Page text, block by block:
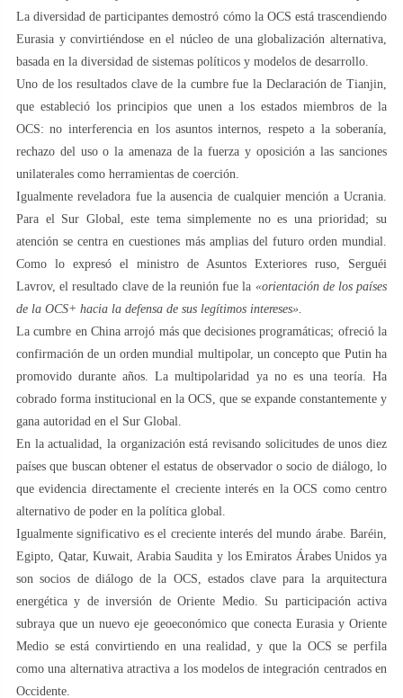
La diversidad de participantes demostró cómo la OCS está trascendiendo
Eurasia y convirtiéndose en el núcleo de una globalización alternativa,
basada en la diversidad de sistemas políticos y modelos de desarrollo.
Uno de los resultados clave de la cumbre fue la Declaración de Tianjin,
que estableció los principios que unen a los estados miembros de la
OCS: no interferencia en los asuntos internos, respeto a la soberanía,
rechazo del uso o la amenaza de la fuerza y ​​oposición a las sanciones
unilaterales como herramientas de coerción.
Igualmente reveladora fue la ausencia de cualquier mención a Ucrania.
Para el Sur Global, este tema simplemente no es una prioridad; su
atención se centra en cuestiones más amplias del futuro orden mundial.
Como lo expresó el ministro de Asuntos Exteriores ruso, Serguéi
Lavrov, el resultado clave de la reunión fue la «orientación de los países
de la OCS+ hacia la defensa de sus legítimos intereses».
La cumbre en China arrojó más que decisiones programáticas; ofreció la
confirmación de un orden mundial multipolar, un concepto que Putin ha
promovido durante años. La multipolaridad ya no es una teoría. Ha
cobrado forma institucional en la OCS, que se expande constantemente y
gana autoridad en el Sur Global.
En la actualidad, la organización está revisando solicitudes de unos diez
países que buscan obtener el estatus de observador o socio de diálogo, lo
que evidencia directamente el creciente interés en la OCS como centro
alternativo de poder en la política global.
Igualmente significativo es el creciente interés del mundo árabe. Baréin,
Egipto, Qatar, Kuwait, Arabia Saudita y los Emiratos Árabes Unidos ya
son socios de diálogo de la OCS, estados clave para la arquitectura
energética y de inversión de Oriente Medio. Su participación activa
subraya que un nuevo eje geoeconómico que conecta Eurasia y Oriente
Medio se está convirtiendo en una realidad, y que la OCS se perfila
como una alternativa atractiva a los modelos de integración centrados en
Occidente.